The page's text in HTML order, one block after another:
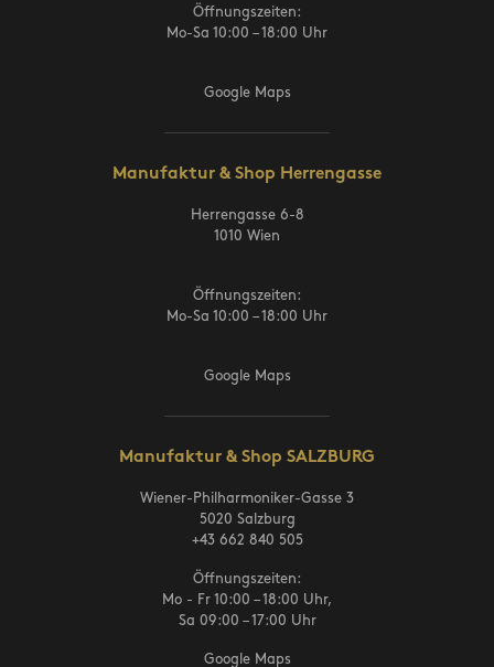
Öffnungszeiten:
Mo-Sa 10:00 – 18:00 Uhr
Google Maps
Manufaktur & Shop Herrengasse
Herrengasse 6-8
1010 Wien
Öffnungszeiten:
Mo-Sa 10:00 – 18:00 Uhr
Google Maps
Manufaktur & Shop SALZBURG
Wiener-Philharmoniker-Gasse 3
5020 Salzburg
+43 662 840 505
Öffnungszeiten:
Mo - Fr 10:00 – 18:00 Uhr,
Sa 09:00 – 17:00 Uhr
Google Maps